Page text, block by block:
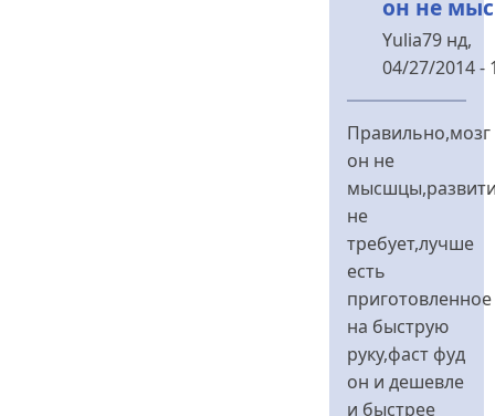
он не
Yulia79 нд,
04/27/2014 -
У
Немо
Правильно,мозг
он не
не
требует,лучше
есть
приготовленное
на быструю
руку,фаст фуд
он и дешевле
и быстрее